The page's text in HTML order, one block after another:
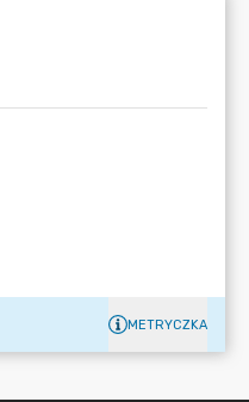
METRYCZKA